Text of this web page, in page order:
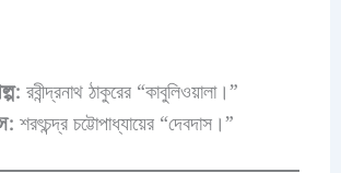
রবীন্দ্রনাথ ঠাকুরের “কাবুলিওয়ালা।”
শরৎচন্দ্র চট্টোপাধ্যায়ের “দেবদাস।”